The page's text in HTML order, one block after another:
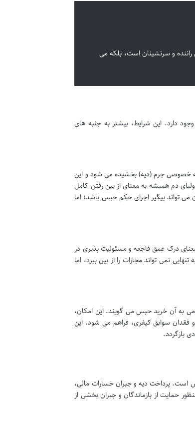
راننده و سرنشینان است، بلکه می
دارد. این شرایط، بیشتر به جنبه های
خصوصی جرم (دیه) بخشیده می شود و این
دم همیشه به معنای از بین رفتن کامل
تواند پیگیر اجرای حکم حبس باشد؛ اما
معنای درک عمق فاجعه و مسئولیت پذیری در
نمی تواند مجازات را از بین ببرد، اما
به آن خرید حبس می گویند. این امکان،
فقدان سوابق کیفری، فراهم می شود. این
بازگردد.
است. پرداخت دیه و جبران خسارات مالی،
حمایت از بازماندگان و جبران بخشی از